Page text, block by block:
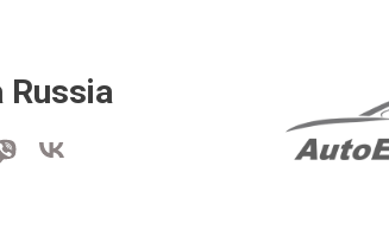
Russia